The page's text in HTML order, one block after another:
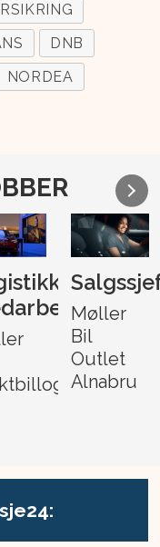
DNB
NORDEA
Møller
Bil
Outlet
Alnabru